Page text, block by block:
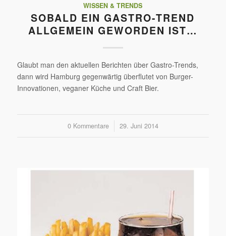
WISSEN & TRENDS
SOBALD EIN GASTRO-TREND
ALLGEMEIN GEWORDEN IST…
Glaubt man den aktuellen Berichten über Gastro-Trends,
dann wird Hamburg gegenwärtig überflutet von Burger-
Innovationen, veganer Küche und Craft Bier.
0 Kommentare
/ 29. Juni 2014